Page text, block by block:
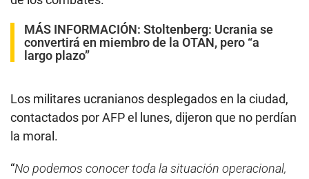
MÁS INFORMACIÓN: Stoltenberg: Ucrania se
convertirá en miembro de la OTAN, pero “a
largo plazo”
Los militares ucranianos desplegados en la ciudad,
contactados por AFP el lunes, dijeron que no perdían
la moral.
“No podemos conocer toda la situación operacional,